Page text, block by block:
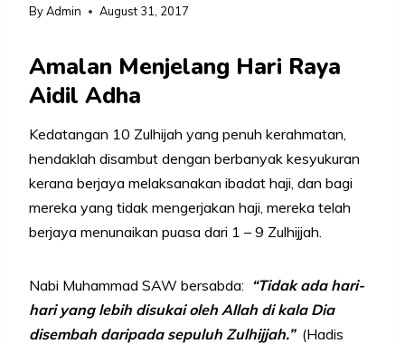
ByAdmin August 31, 2017
Amalan Menjelang Hari Raya
Aidil Adha
Kedatangan 10 Zulhijah yang penuh kerahmatan,
hendaklah disambut dengan berbanyak kesyukuran
kerana berjaya melaksanakan ibadat haji, dan bagi
mereka yang tidak mengerjakan haji, mereka telah
berjaya menunaikan puasa dari 1 – 9 Zulhijjah.
Nabi Muhammad SAW bersabda: “Tidak ada hari-
hari yang lebih disukai oleh Allah di kala Dia
disembah daripada sepuluh Zulhijjah.” (Hadis